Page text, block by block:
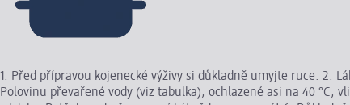
1. Před přípravou kojenecké výživy si důkladně umyjte ruce. 2.
Polovinu převařené vody (viz tabulka), ochlazené asi na 40 °C,